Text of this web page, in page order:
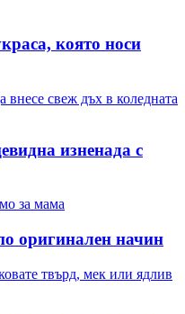
която носи
свеж дъх в коледната
изненада с
за мама
оригинален начин
твърд, мек или ядлив